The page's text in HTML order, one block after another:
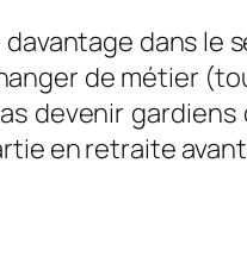
dans
de métier
devenir
en retraite avant